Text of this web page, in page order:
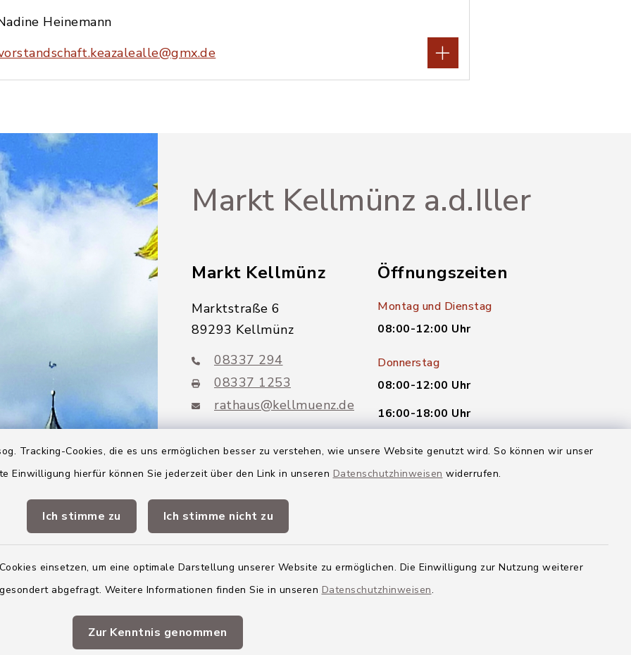
Tracking-Cookies, die es uns ermöglichen besser zu verstehen, wie unsere Website genutzt wird. So können wir unser
Einwilligung hierfür können Sie jederzeit über den Link in unseren Datenschutzhinweisen widerrufen.
Ich stimme zu Ich stimme nicht zu
einsetzen, um eine optimale Darstellung unserer Website zu ermöglichen. Die Einwilligung zur Nutzung weiterer
abgefragt. Weitere Informationen finden Sie in unseren Datenschutzhinweisen.
Zur Kenntnis genommen
Heinemann
Markt Kellmünz a.d.Iller
Markt Kellmünz
Marktstraße 6
89293 Kellmünz
08337 294
08337 1253
rathaus@kellmuenz.de
Öffnungszeiten
Montag und Dienstag
08:00-12:00 Uhr
Donnerstag
08:00-12:00 Uhr
16:00-18:00 Uhr
Vereinbarung.
Altenstadt
Markt Altenstadt
Markt Kellmünz
VG Altenstadt